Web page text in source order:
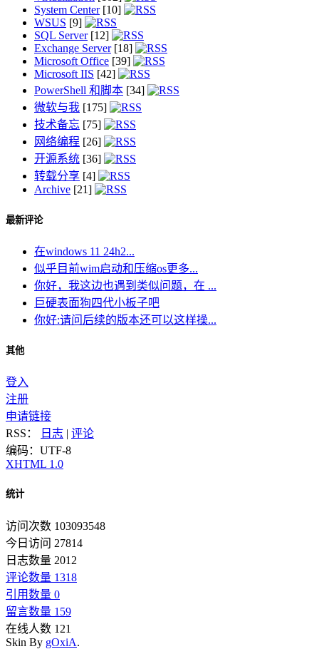
System Center[10]
WSUS [9]
SQL Server[12]
Exchange Server[18]
Microsoft Office [39]
Microsoft IIS [42]
PowerShell 和脚本 [34]
微软与我 [175]
技术备忘 [75]
网络编程 [26]
开源系统 [36]
转载分享 [4]
Archive [21]
最新评论
在windows 11 24h2...
似乎目前wim启动和压缩os更多...
你好，我这边也遇到类似问题，在 ...
巨硬表面狗四代小板子吧
你好:请问后续的版本还可以这样操...
其他
登入
注册
申请链接
RSS：
日志 | 评论
编码：UTF-8
XHTML 1.0
统计
访问次数 103093548
今日访问 27814
日志数量 2012
评论数量 1318
引用数量 0
留言数量 159
在线人数 121
Skin By gOxiA.